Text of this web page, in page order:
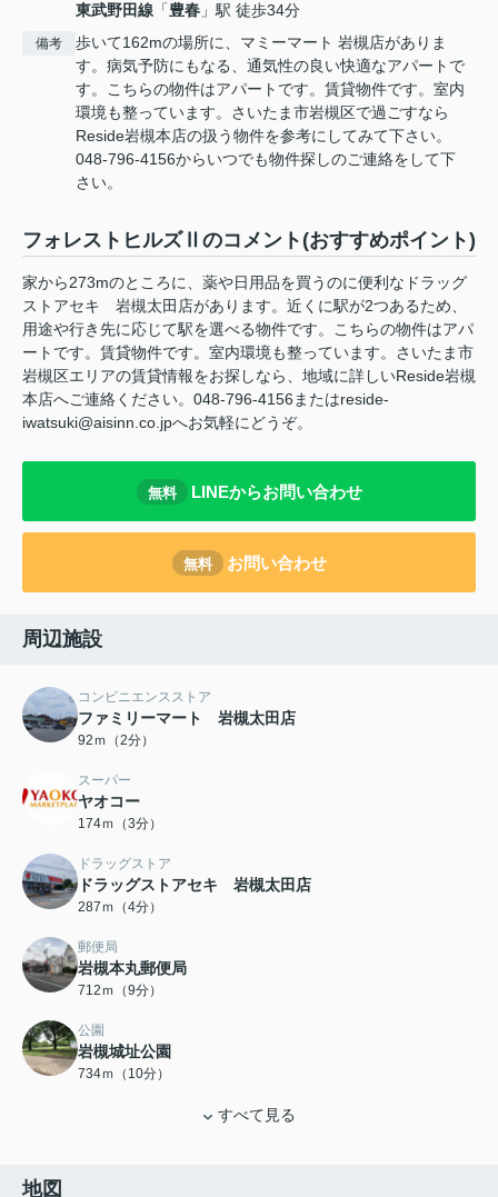
東武野田線 「豊春 」駅 徒歩34分
備考
歩いて162mの場所に、マミーマート 岩槻店がありま
す。病気予防にもなる、通気性の良い快適なアパートで
す。こちらの物件はアパートです。賃貸物件です。室内
環境も整っています。さいたま市岩槻区で過ごすなら
Reside岩槻本店の扱う物件を参考にしてみて下さい。
048-796-4156からいつでも物件探しのご連絡をして下
さい。
フォレストヒルズⅡのコメント(おすすめポイント)
家から273mのところに、薬や日用品を買うのに便利なドラッグ
ストアセキ 岩槻太田店があります。近くに駅が2つあるため、
用途や行き先に応じて駅を選べる物件です。こちらの物件はアパ
ートです。賃貸物件です。室内環境も整っています。さいたま市
岩槻区エリアの賃貸情報をお探しなら、地域に詳しいReside岩槻
本店へご連絡ください。048-796-4156またはreside-
iwatsuki@aisinn.co.jpへお気軽にどうぞ。
無料 LINEからお問い合わせ
無料 お問い合わせ
周辺施設
コンビニエンスストア
ファミリーマート 岩槻太田店
92ｍ（2分）
スーパー
ヤオコー
174ｍ（3分）
ドラッグストア
ドラッグストアセキ 岩槻太田店
287ｍ（4分）
郵便局
岩槻本丸郵便局
712ｍ（9分）
公園
岩槻城址公園
734ｍ（10分）
すべて見る
地図